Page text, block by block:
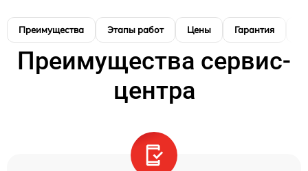
Преимущества Этапы работ Цены Гарантия
Преимущества сервис-
центра